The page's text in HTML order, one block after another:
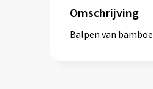
Omschrijving
Balpen van